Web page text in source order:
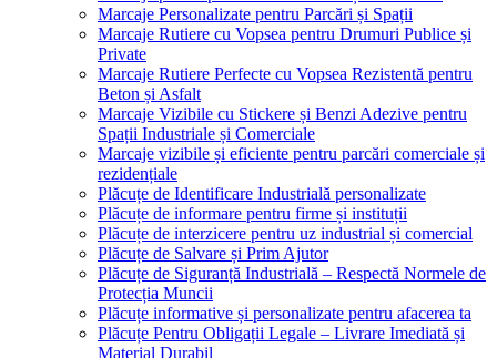
Marcaje Personalizate pentru Parcări și Spații
Marcaje Rutiere cu Vopsea pentru Drumuri Publice și
Private
Marcaje Rutiere Perfecte cu Vopsea Rezistentă pentru
Beton și Asfalt
Marcaje Vizibile cu Stickere și Benzi Adezive pentru
Spații Industriale și Comerciale
Marcaje vizibile și eficiente pentru parcări comerciale și
rezidențiale
Plăcuțe de Identificare Industrială personalizate
Plăcuțe de informare pentru firme și instituții
Plăcuțe de interzicere pentru uz industrial și comercial
Plăcuțe de Salvare și Prim Ajutor
Plăcuțe de Siguranță Industrială – Respectă Normele de
Protecția Muncii
Plăcuțe informative și personalizate pentru afacerea ta
Plăcuțe Pentru Obligații Legale – Livrare Imediată și
Material Durabil